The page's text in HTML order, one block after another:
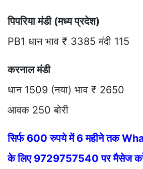
पिपरिया मंडी (मध्य प्रदेश)
PB1 धान भाव ₹ 3385 मंदी 115
करनाल मंडी
धान 1509 (नया) भाव ₹ 2650
आवक 250 बोरी
सिर्फ 600 रुपये में 6 महीने तक
के लिए 9729757540 पर मैसेज